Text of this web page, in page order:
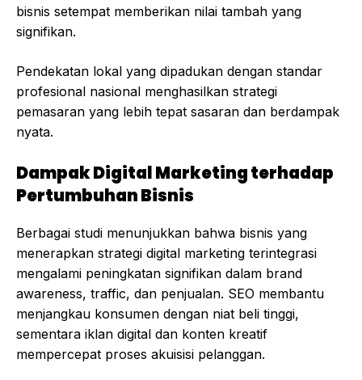
bisnis setempat memberikan nilai tambah yang
signifikan.
Pendekatan lokal yang dipadukan dengan standar
profesional nasional menghasilkan strategi
pemasaran yang lebih tepat sasaran dan berdampak
nyata.
Dampak Digital Marketing terhadap
Pertumbuhan Bisnis
Berbagai studi menunjukkan bahwa bisnis yang
menerapkan strategi digital marketing terintegrasi
mengalami peningkatan signifikan dalam brand
awareness, traffic, dan penjualan. SEO membantu
menjangkau konsumen dengan niat beli tinggi,
sementara iklan digital dan konten kreatif
mempercepat proses akuisisi pelanggan.